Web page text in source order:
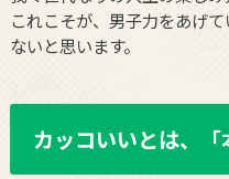
これこそが、男子力をあげ
ないと思います。
カッコいいとは、「